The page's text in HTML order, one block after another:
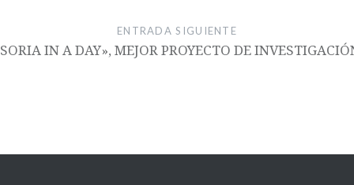
ENTRADA SIGUIENTE
IN A DAY», MEJOR PROYECTO DE